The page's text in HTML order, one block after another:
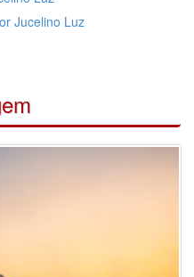
Jucelino Luz